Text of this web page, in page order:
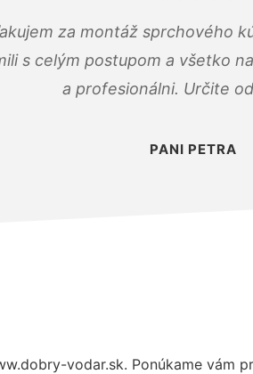
za montáž sprchového
s celým postupom a všetko
a profesionálni. Určite
PANI PETRA
vodar.sk. Ponúkame vám